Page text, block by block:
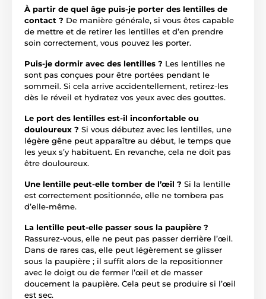
À partir de quel âge puis-je porter des lentilles de
contact ? De manière générale, si vous êtes capable
de mettre et de retirer les lentilles et d’en prendre
soin correctement, vous pouvez les porter.
Puis-je dormir avec des lentilles ? Les lentilles ne
sont pas conçues pour être portées pendant le
sommeil. Si cela arrive accidentellement, retirez-les
dès le réveil et hydratez vos yeux avec des gouttes.
Le port des lentilles est-il inconfortable ou
douloureux ? Si vous débutez avec les lentilles, une
légère gêne peut apparaître au début, le temps que
les yeux s’y habituent. En revanche, cela ne doit pas
être douloureux.
Une lentille peut-elle tomber de l’œil ? Si la lentille
est correctement positionnée, elle ne tombera pas
d’elle-même.
La lentille peut-elle passer sous la paupière ?
Rassurez-vous, elle ne peut pas passer derrière l’œil.
Dans de rares cas, elle peut légèrement se glisser
sous la paupière ; il suffit alors de la repositionner
avec le doigt ou de fermer l’œil et de masser
doucement la paupière. Cela peut se produire si l’œil
est sec.